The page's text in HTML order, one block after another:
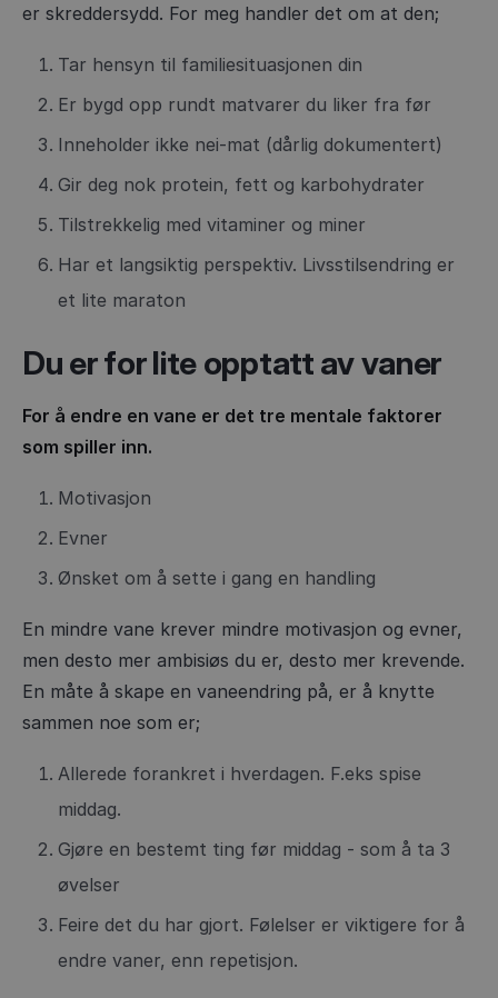
er skreddersydd. For meg handler det om at den;
Tar hensyn til familiesituasjonen din
Er bygd opp rundt matvarer du liker fra før
Inneholder ikke nei-mat (dårlig dokumentert)
Gir deg nok protein, fett og karbohydrater
Tilstrekkelig med vitaminer og miner
Har et langsiktig perspektiv. Livsstilsendring er
et lite maraton
Du er for lite opptatt av vaner
For å endre en vane er det tre mentale faktorer
som spiller inn.
Motivasjon
Evner
Ønsket om å sette i gang en handling
En mindre vane krever mindre motivasjon og evner,
men desto mer ambisiøs du er, desto mer krevende.
En måte å skape en vaneendring på, er å knytte
sammen noe som er;
Allerede forankret i hverdagen. F.eks spise
middag.
Gjøre en bestemt ting før middag - som å ta 3
øvelser
Feire det du har gjort. Følelser er viktigere for å
endre vaner, enn repetisjon.